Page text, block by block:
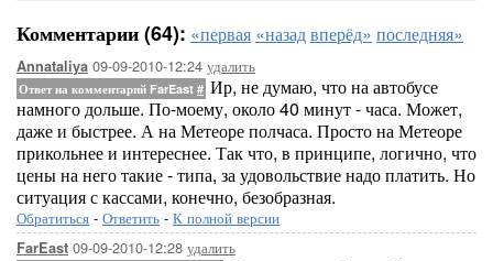
Комментарии (64): «первая «назадвперёд» последняя»
Annataliya 09-09-2010-12:24 удалить
Ответ на комментарий FarEast # Ир, не думаю, что на автобусе
намного дольше. По-моему, около 40 минут - часа. Может,
даже и быстрее. А на Метеоре полчаса. Просто на Метеоре
прикольнее и интереснее. Так что, в принципе, логично, что
цены на него такие - типа, за удовольствие надо платить. Но
ситуация с кассами, конечно, безобразная.
Обратиться - Ответить - К полной версии
FarEast 09-09-2010-12:28 удалить